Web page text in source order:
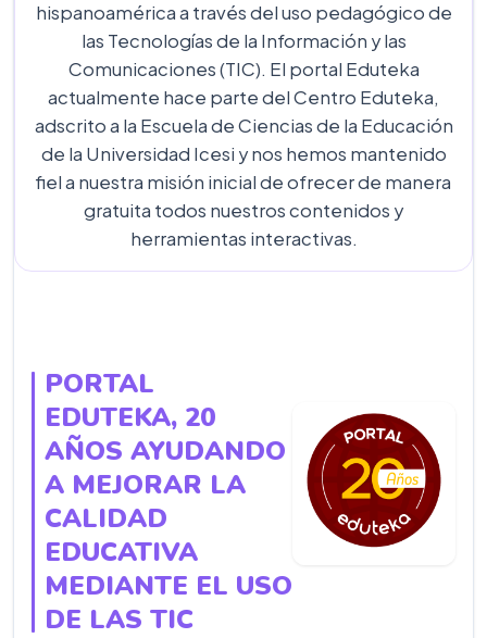
hispanoamérica a través del uso pedagógico de
las Tecnologías de la Información y las
Comunicaciones (TIC). El portal Eduteka
actualmente hace parte del Centro Eduteka,
adscrito a la Escuela de Ciencias de la Educación
de la Universidad Icesi y nos hemos mantenido
fiel a nuestra misión inicial de ofrecer de manera
gratuita todos nuestros contenidos y
herramientas interactivas.
PORTAL
EDUTEKA, 20
AÑOS AYUDANDO
A MEJORAR LA
CALIDAD
EDUCATIVA
MEDIANTE EL USO
DE LAS TIC